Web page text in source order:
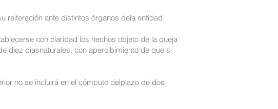
reiteración ante distintos órganos dela entidad.
con claridad los hechos objeto de la queja
diez díasnaturales, con apercibimiento de que si
no se incluirá en el cómputo delplazo de dos